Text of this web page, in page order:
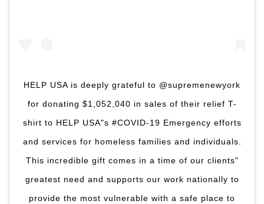
HELP USA is deeply grateful to @supremenewyork
for donating $1,052,040 in sales of their relief T-
shirt to HELP USA"s #COVID-19 Emergency efforts
and services for homeless families and individuals.
This incredible gift comes in a time of our clients"
greatest need and supports our work nationally to
provide the most vulnerable with a safe place to